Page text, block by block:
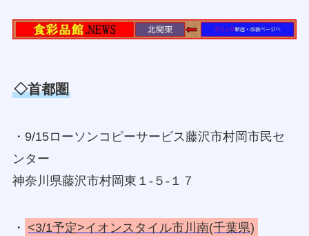
◇首都圏
・9/15ローソンコピーサービス藤沢市村岡市民セ
ンター
神奈川県藤沢市村岡東１‐５‐１７
・ <3/1予定>イオンスタイル市川南(千葉県)